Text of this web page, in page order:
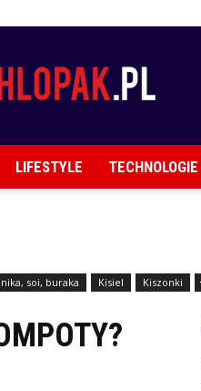
LIFESTYLE TECHNOLOGIE
soi, buraka Kisiel Kiszonki